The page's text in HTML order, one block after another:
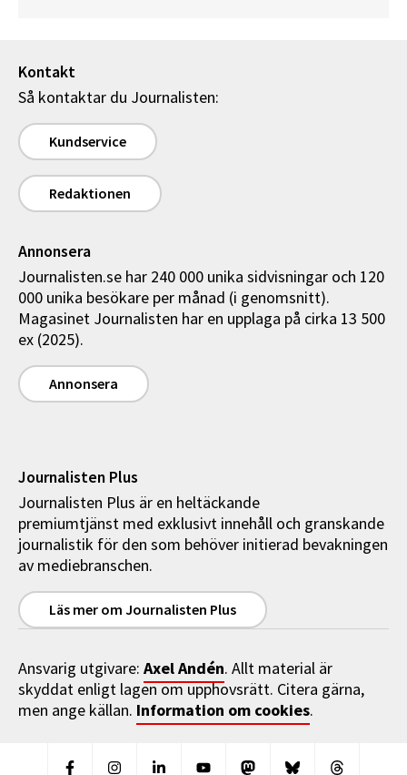
Kontakt
Så kontaktar du Journalisten:
Kundservice
Redaktionen
Annonsera
Journalisten.se har 240 000 unika sidvisningar och 120
000 unika besökare per månad (i genomsnitt).
Magasinet Journalisten har en upplaga på cirka 13 500
ex (2025).
Annonsera
Journalisten Plus
Journalisten Plus är en heltäckande
premiumtjänst med exklusivt innehåll och granskande
journalistik för den som behöver initierad bevakningen
av mediebranschen.
Läs mer om Journalisten Plus
Ansvarig utgivare: Axel Andén. Allt material är
skyddat enligt lagen om upphovsrätt. Citera gärna,
men ange källan. Information om cookies.
Facebook InstagramLinkedinYoutubeMastodonBluesky